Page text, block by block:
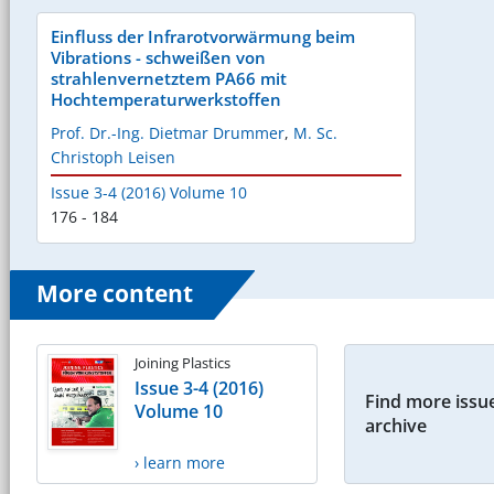
Einfluss der Infrarotvorwärmung beim
Vibrations - schweißen von
strahlenvernetztem PA66 mit
Hochtemperaturwerkstoffen
Prof. Dr.-Ing. Dietmar Drummer, M. Sc.
Christoph Leisen
Issue 3-4 (2016) Volume 10
176 - 184
More content
Joining Plastics
Issue 3-4 (2016)
Volume 10
› learn more
Find more
archive